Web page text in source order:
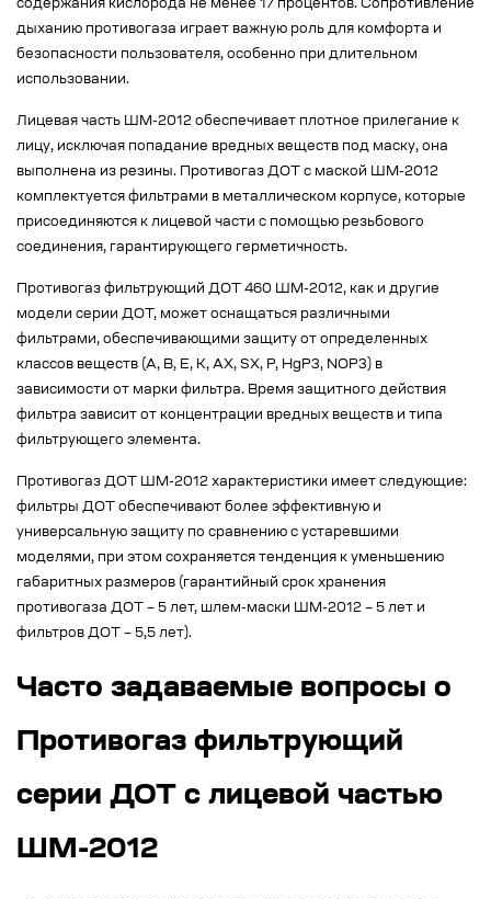
содержания кислорода не менее 17 процентов. Сопротивление
дыханию противогаза играет важную роль для комфорта и
безопасности пользователя, особенно при длительном
использовании.
Лицевая часть ШМ-2012 обеспечивает плотное прилегание к
лицу, исключая попадание вредных веществ под маску, она
выполнена из резины. Противогаз ДОТ с маской ШМ-2012
комплектуется фильтрами в металлическом корпусе, которые
присоединяются к лицевой части с помощью резьбового
соединения, гарантирующего герметичность.
Противогаз фильтрующий ДОТ 460 ШМ-2012, как и другие
модели серии ДОТ, может оснащаться различными
фильтрами, обеспечивающими защиту от определенных
классов веществ (А, В, Е, К, AX, SX, P, HgP3, NOP3) в
зависимости от марки фильтра. Время защитного действия
фильтра зависит от концентрации вредных веществ и типа
фильтрующего элемента.
Противогаз ДОТ ШМ-2012 характеристики имеет следующие:
фильтры ДОТ обеспечивают более эффективную и
универсальную защиту по сравнению с устаревшими
моделями, при этом сохраняется тенденция к уменьшению
габаритных размеров (гарантийный срок хранения
противогаза ДОТ – 5 лет, шлем-маски ШМ-2012 – 5 лет и
фильтров ДОТ – 5,5 лет).
Часто задаваемые вопросы о
Противогаз фильтрующий
серии ДОТ с лицевой частью
ШМ-2012